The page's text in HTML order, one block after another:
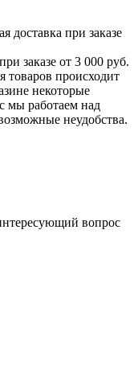
доставка при заказе
заказе от 3 000 руб.
происходит
некоторые
мы работаем над
неудобства.
вопрос